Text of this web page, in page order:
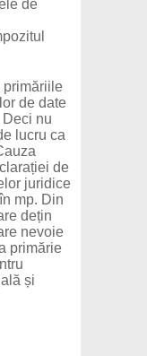
de
primăriile
de date
nu
lucru ca
de
juridice
mp. Din
dețin
nevoie
primărie
și